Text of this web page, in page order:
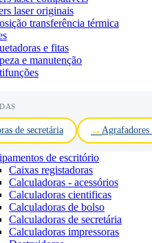
laser originais
transferência térmica
e fitas
e manutenção
de secretária Agrafadores
de escritório
Caixas registadoras
Calculadoras - acessórios
Calculadoras cientificas
Calculadoras de bolso
Calculadoras de secretária
Calculadoras impressoras